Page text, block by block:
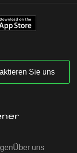
Sie uns
Über uns